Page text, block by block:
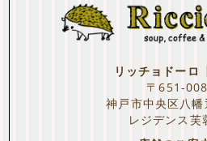
リッチョドーロ
〒651-
神戸市中央区八
レジデンス芙